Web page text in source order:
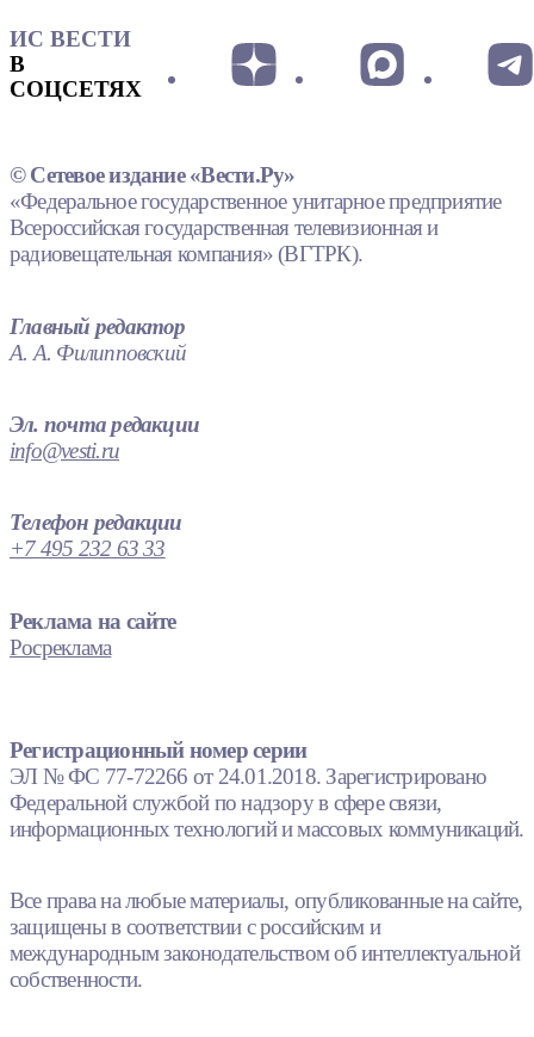
ИС ВЕСТИ
В
СОЦСЕТЯХ
© Сетевое издание «Вести.Ру»
«Федеральное государственное унитарное предприятие
Всероссийская государственная телевизионная и
радиовещательная компания» (ВГТРК).
Главный редактор
А. А. Филипповский
Эл. почта редакции
info@vesti.ru
Телефон редакции
+7 495 232 63 33
Реклама на сайте
Росреклама
Регистрационный номер серии
ЭЛ № ФС 77-72266 от 24.01.2018. Зарегистрировано
Федеральной службой по надзору в сфере связи,
информационных технологий и массовых коммуникаций.
Все права на любые материалы, опубликованные на сайте,
защищены в соответствии с российским и
международным законодательством об интеллектуальной
собственности.